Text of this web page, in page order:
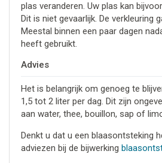
plas veranderen. Uw plas kan
Dit is niet gevaarlijk. De verkleuring
Meestal binnen een paar dagen
heeft gebruikt.
Advies
Het is belangrijk om genoeg te
1,5 tot 2 liter per dag. Dit zijn
aan water, thee, bouillon, sap of
Denkt u dat u een blaasontsteking
adviezen bij de bijwerking